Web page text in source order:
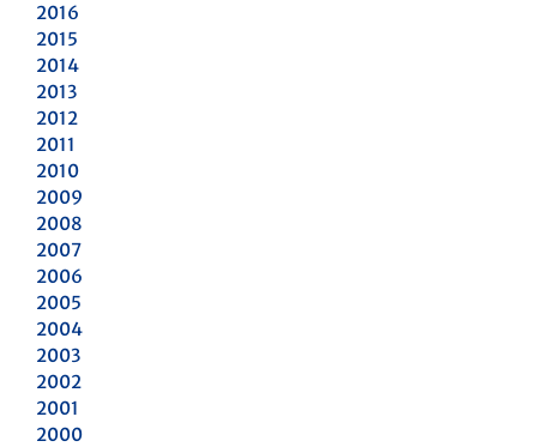
2016
2015
2014
2013
2012
2011
2010
2009
2008
2007
2006
2005
2004
2003
2002
2001
2000